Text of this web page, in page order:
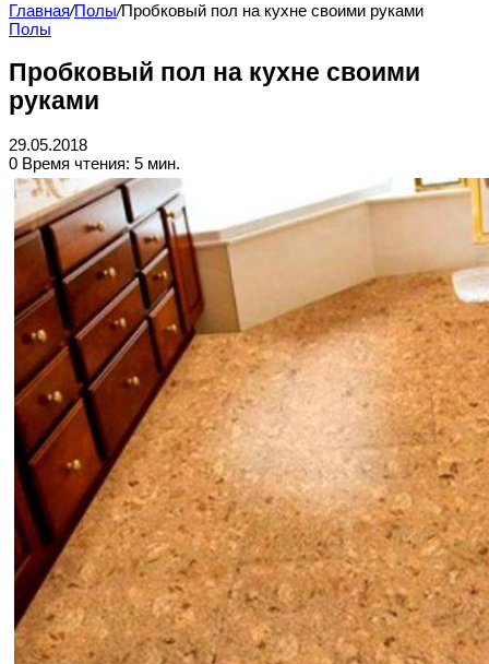
Главная/Полы/Пробковый пол на кухне своими руками
Полы
Пробковый пол на кухне своими
руками
29.05.2018
0 Время чтения: 5 мин.